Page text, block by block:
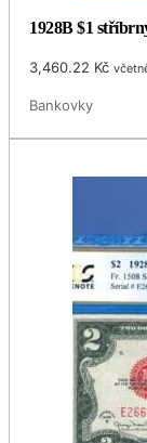
1928B $1
3,460.22 Kč
Bankovky